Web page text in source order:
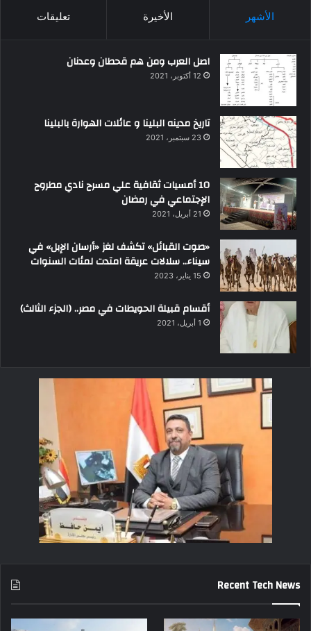
الأشهر الأخيرة تعليقات
اصل العرب ومن هم قحطان وعدنان
12 أكتوبر، 2021
تاريخ مدينه البلينا و عائلات الهوارة بالبلينا
23 سبتمبر، 2021
10 أمسيات ثقافية علي مسرح نادي مطروح
الإجتماعي في رمضان
21 أبريل، 2021
«صوت القبائل» تكشف لغز «أرسان الإبل» في
سيناء.. سلالات عريقة امتدت لمئات السنوات
15 يناير، 2023
أقسام قبيلة الحويطات في مصر.. (الجزء الثالث)
1 أبريل، 2021
Recent Tech News